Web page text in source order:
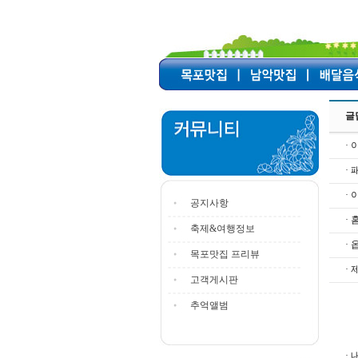
공지사항
축제&여행정보
목포맛집 프리뷰
고객게시판
추억앨범
글
·
·
·
·
·
·
·